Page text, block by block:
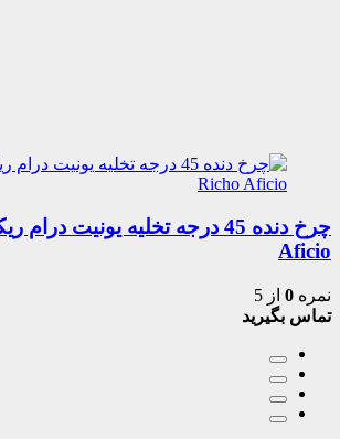
Aficio
نمره 0 از 5
تماس بگیرید